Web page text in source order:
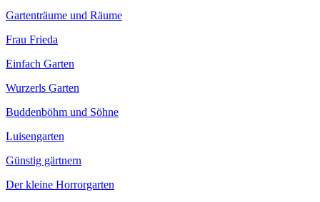
Gartenträume und Räume
Frau Frieda
Einfach Garten
Wurzerls Garten
Buddenböhm und Söhne
Luisengarten
Günstig gärtnern
Der kleine Horrorgarten